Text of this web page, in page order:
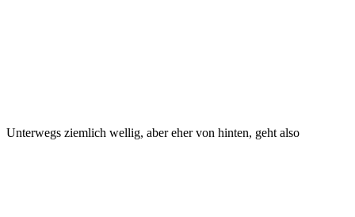
Unterwegs ziemlich wellig, aber eher von hinten, geht also